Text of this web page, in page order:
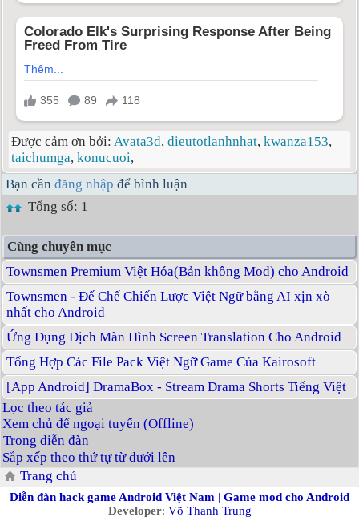
Được cảm ơn bởi: Avata3d, dieutotlanhnhat, kwanza153,
taichumga, konucuoi,
Bạn cần đăng nhập để bình luận
Tổng số: 1
Cùng chuyên mục
Townsmen Premium Việt Hóa(Bản không Mod) cho Android
Townsmen - Đế Chế Chiến Lược Việt Ngữ bằng AI xịn xò
nhất cho Android
Ứng Dụng Dịch Màn Hình Screen Translation Cho Android
Tổng Hợp Các File Pack Việt Ngữ Game Của Kairosoft
[App Android] DramaBox - Stream Drama Shorts Tiếng Việt
Lọc theo tác giả
Xem chủ để ngoại tuyến (Offline)
Trong diễn đàn
Sắp xếp theo thứ tự từ dưới lên
Trang chủ
Diễn đàn hack game Android Việt Nam | Game mod cho Android
Developer: Võ Thanh Trung